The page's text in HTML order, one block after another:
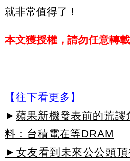
就非常值得了！
本文獲授權，請勿任意轉載
【往下看更多】
► 蘋果新機發表前的荒謬
料：台積電在等DRAM
►女友看到未來公公頭